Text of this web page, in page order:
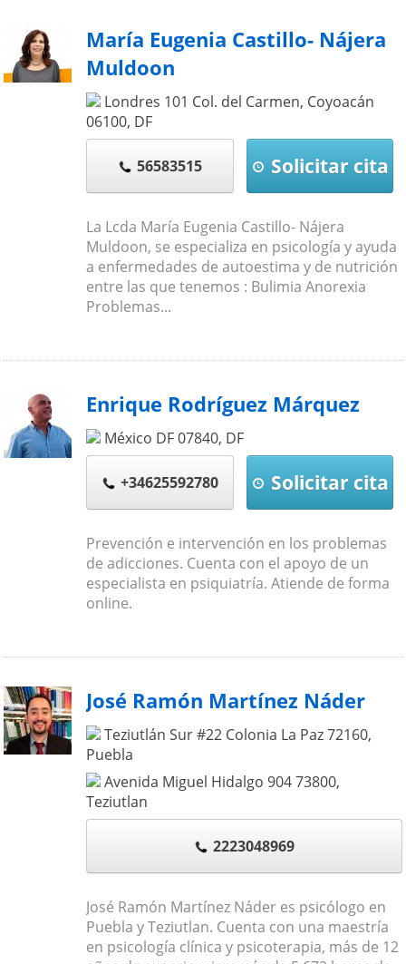
María Eugenia Castillo- Nájera
Muldoon
Londres 101 Col. del Carmen, Coyoacán
06100, DF
56583515 Solicitar cita
La Lcda María Eugenia Castillo- Nájera
Muldoon, se especializa en psicología y ayuda
a enfermedades de autoestima y de nutrición
entre las que tenemos : Bulimia Anorexia
Problemas...
Enrique Rodríguez Márquez
México DF 07840, DF
+34625592780 Solicitar cita
Prevención e intervención en los problemas
de adicciones. Cuenta con el apoyo de un
especialista en psiquiatría. Atiende de forma
online.
José Ramón Martínez Náder
Teziutlán Sur #22 Colonia La Paz 72160,
Puebla
Avenida Miguel Hidalgo 904 73800,
Teziutlan
2223048969
José Ramón Martínez Náder es psicólogo en
Puebla y Teziutlan. Cuenta con una maestría
en psicología clínica y psicoterapia, más de 12